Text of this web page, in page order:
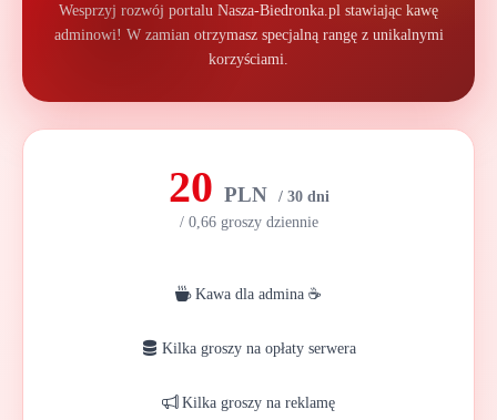
Wesprzyj rozwój portalu Nasza-Biedronka.pl stawiając kawę
adminowi! W zamian otrzymasz specjalną rangę z unikalnymi
korzyściami.
20 PLN
/ 30 dni
/ 0,66 groszy dziennie
Kawa dla admina ☕
Kilka groszy na opłaty serwera
Kilka groszy na reklamę